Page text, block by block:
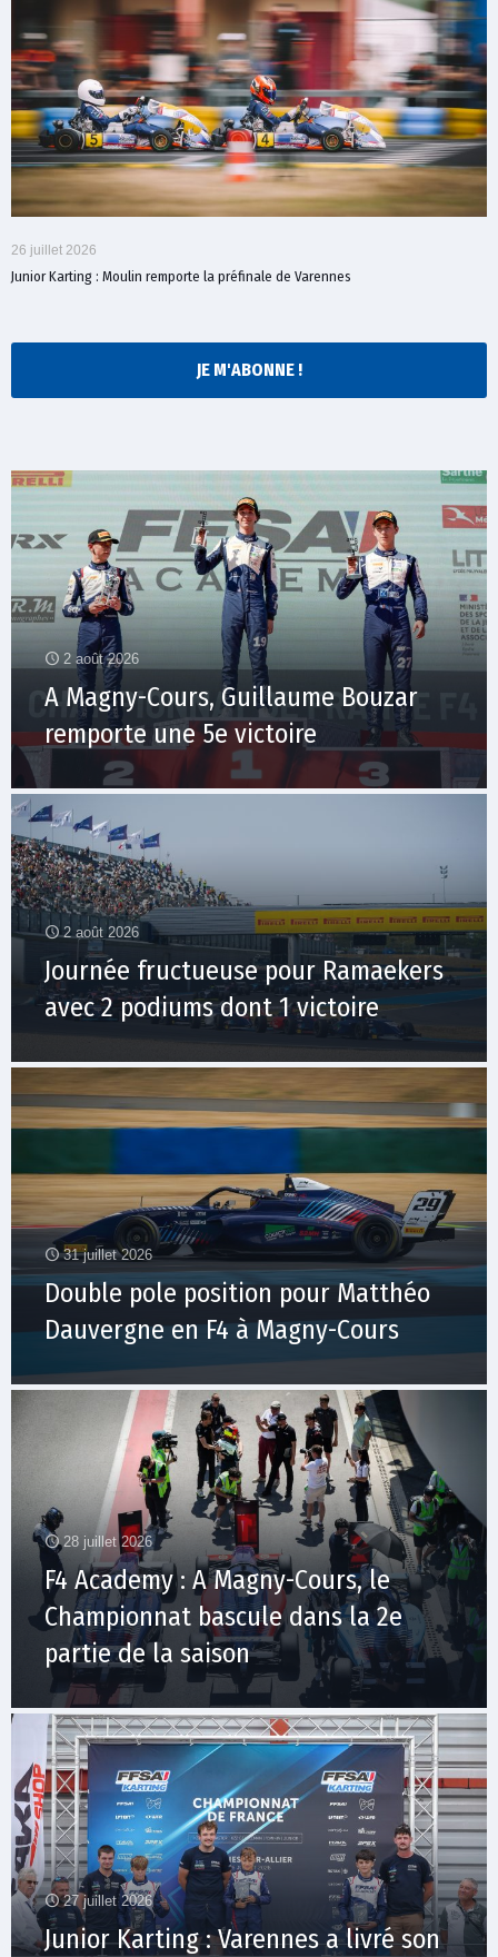
26 juillet 2026
Junior Karting : Moulin remporte la préfinale de Varennes
JE M'ABONNE !
2 août 2026
A Magny-Cours, Guillaume Bouzar
remporte une 5e victoire
2 août 2026
Journée fructueuse pour Ramaekers
avec 2 podiums dont 1 victoire
31 juillet 2026
Double pole position pour Matthéo
Dauvergne en F4 à Magny-Cours
28 juillet 2026
F4 Academy : A Magny-Cours, le
Championnat bascule dans la 2e
partie de la saison
27 juillet 2026
Junior Karting : Varennes a livré son